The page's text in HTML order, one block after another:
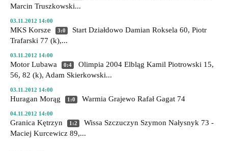
Marcin Truszkowski...
03.11.2012 14:00
MKS Korsze 3:0 Start Działdowo Damian Roksela 60, Piotr
Trafarski 77 (k),...
03.11.2012 14:00
Motor Lubawa 0:4 Olimpia 2004 Elbląg Kamil Piotrowski 15,
56, 82 (k), Adam Skierkowski...
03.11.2012 14:00
Huragan Morąg 1:0 Warmia Grajewo Rafał Gagat 74
04.11.2012 14:00
Granica Kętrzyn 1:2 Wissa Szczuczyn Szymon Nałysnyk 73 -
Maciej Kurcewicz 89,...